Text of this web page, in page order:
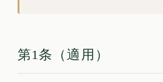
第1条（適用）